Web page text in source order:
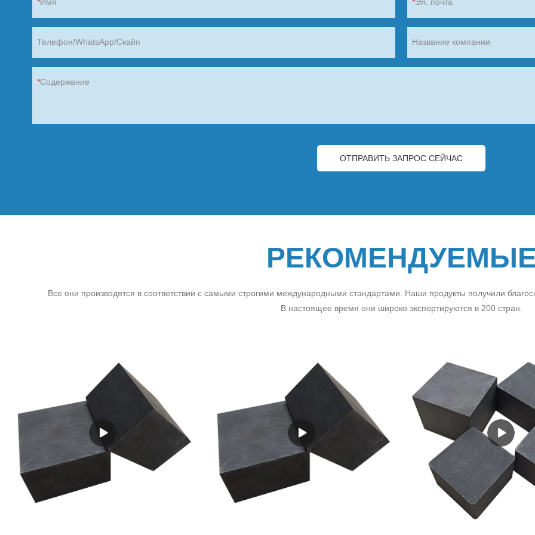
Телефон/WhatsApp/Скайп Название компании
Содержание
ОТПРАВИТЬ ЗАПРОС СЕЙЧАС
Все они производятся в соответствии с самыми строгими международными стандартами. Наши продукты получили
В настоящее время они широко экспортируются в 200 стран.